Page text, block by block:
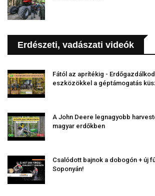
Erdészeti, vadászati videók
Fától az aprítékig -
eszközökkel a géptámogatás
A John Deere legnagyobb
magyar erdőkben
Csalódott bajnok a dobogón + új
Soponyán!